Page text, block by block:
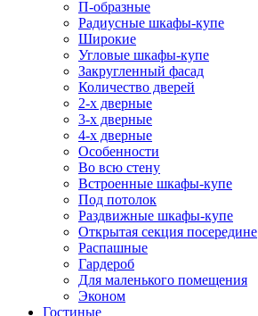
П-образные
Радиусные шкафы-купе
Широкие
Угловые шкафы-купе
Закругленный фасад
Количество дверей
2-х дверные
3-х дверные
4-х дверные
Особенности
Во всю стену
Встроенные шкафы-купе
Под потолок
Раздвижные шкафы-купе
Открытая секция посередине
Распашные
Гардероб
Для маленького помещения
Эконом
Гостиные